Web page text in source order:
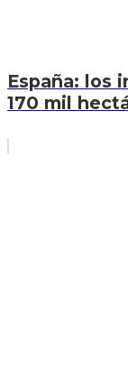
España: los
170 mil